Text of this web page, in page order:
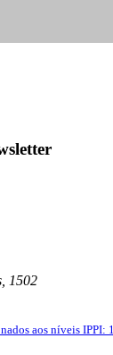
1502
aos níveis IPPI: